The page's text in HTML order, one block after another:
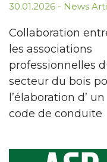
30.01.2026 - News
Collaboration
les associations
professionnelles
secteur du bois
l’élaboration d’ un
code de conduite